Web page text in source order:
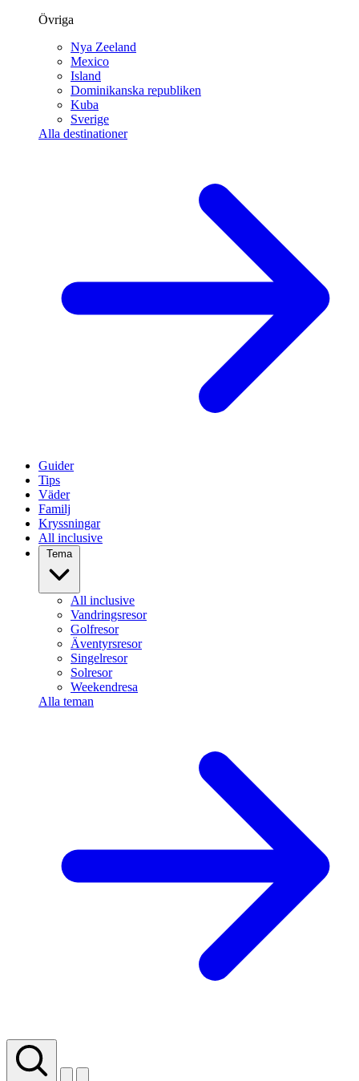
Övriga
Nya Zeeland
Mexico
Island
Dominikanska republiken
Kuba
Sverige
Alla destinationer
Guider
Tips
Väder
Familj
Kryssningar
All inclusive
Tema
All inclusive
Vandringsresor
Golfresor
Äventyrsresor
Singelresor
Solresor
Weekendresa
Alla teman